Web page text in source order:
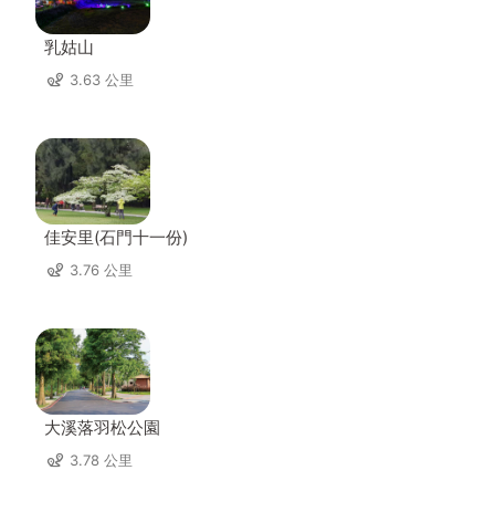
乳姑山
3.63 公里
佳安里(石門十一份)
3.76 公里
大溪落羽松公園
3.78 公里